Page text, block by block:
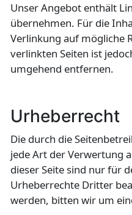
Unser Angebot enthält
übernehmen. Für die
Verlinkung auf mögliche
verlinkten Seiten ist
umgehend entfernen.
Urheberrecht
Die durch die
jede Art der Verwertung
dieser Seite sind nur für
Urheberrechte Dritter
werden, bitten wir um